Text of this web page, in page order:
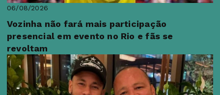
06/08/2026
Vozinha não fará mais participação
presencial em evento no Rio e fãs se
revoltam